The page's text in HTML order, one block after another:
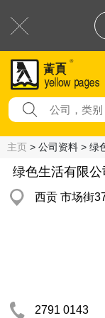
主页 > 公司资料 > 绿
绿色生活有限公
西贡 市场街
2791 0143